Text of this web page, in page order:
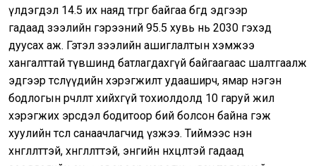
үлдэгдэл 14.5 их наяд төгрөг байгаа бөгөөд эдгээр
гадаад зээлийн гэрээний 95.5 хувь нь 2030 гэхэд
дуусах аж. Гэтэл зээлийн ашиглалтын хэмжээ
хангалттай түвшинд батлагдахгүй байгаагаас шалтгаалж
эдгээр төслүүдийн хэрэгжилт удааширч, ямар нэгэн
бодлогын өөрчлөлт хийхгүй тохиолдолд 10 гаруй жил
хэрэгжих эрсдэл бодитоор бий болсон байна гэж
хуулийн төсөл санаачлагчид үзжээ. Тиймээс нэн
хөнгөлөлттэй, хөнгөлөлттэй, энгийн нөхцөлтэй гадаад